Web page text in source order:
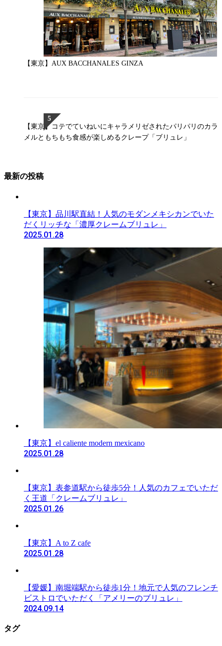
【東京】AUX BACCHANALES GINZA￼
【東京】コテでていねいにキャラメリゼされたパリパリのカラ
メルともちもち食感が楽しめるクレープ「ブリュレ」
最新の投稿
【東京】品川駅直結！人気のモダンメキシカンでいた
だくリッチな「濃厚クレームブリュレ」
2025.01.28
【東京】el caliente modern mexicano
2025.01.28
【東京】表参道駅から徒歩5分！人気のカフェでいただ
く王道「クレームブリュレ」
2025.01.26
【東京】A to Z cafe
2025.01.28
【愛媛】南堀端駅から徒歩1分！地元で人気のフレンチ
ビストロでいただく「アメリーのブリュレ」
2024.09.14
タグ